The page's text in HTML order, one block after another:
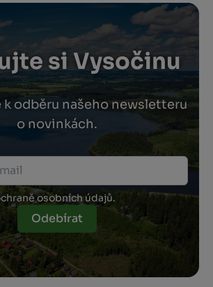
si Vysočinu
k odběru našeho newsletteru
o novinkách.
osobních údajů.
Odebírat